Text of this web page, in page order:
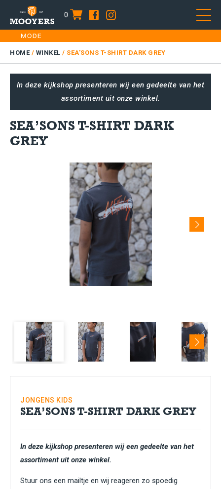
0 item
Skip
to
content
HOME
DAMES
KIDS
PLUS SIZE
CONTACT
HOME/ WINKEL / SEA’SONS T-SHIRT DARK GREY
In deze kijkshop presenteren wij een gedeelte van het
assortiment uit onze winkel.
SEA’SONS T-SHIRT DARK
GREY
Next
Next
JONGENS KIDS
SEA’SONS T-SHIRT DARK GREY
In deze kijkshop presenteren wij een gedeelte van het
assortiment uit onze winkel.
Stuur ons een mailtje en wij reageren zo spoedig